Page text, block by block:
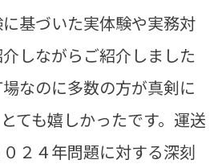
基づいた実体験や実務対
しながらご紹介しました
なのに多数の方が真剣に
ても嬉しかったです。運送
２４年問題に対する深刻